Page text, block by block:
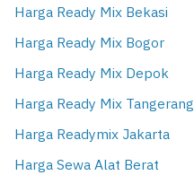
Harga Ready Mix Bekasi
Harga Ready Mix Bogor
Harga Ready Mix Depok
Harga Ready Mix Tangerang
Harga Readymix Jakarta
Harga Sewa Alat Berat